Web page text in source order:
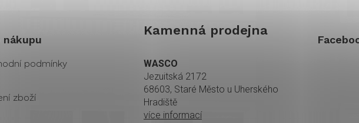
nákupu
podmínky
zboží
Kamenná prodejna
WASCO
Jezuitská 2172
68603, Staré Město u Uherského
Hradiště
více informací